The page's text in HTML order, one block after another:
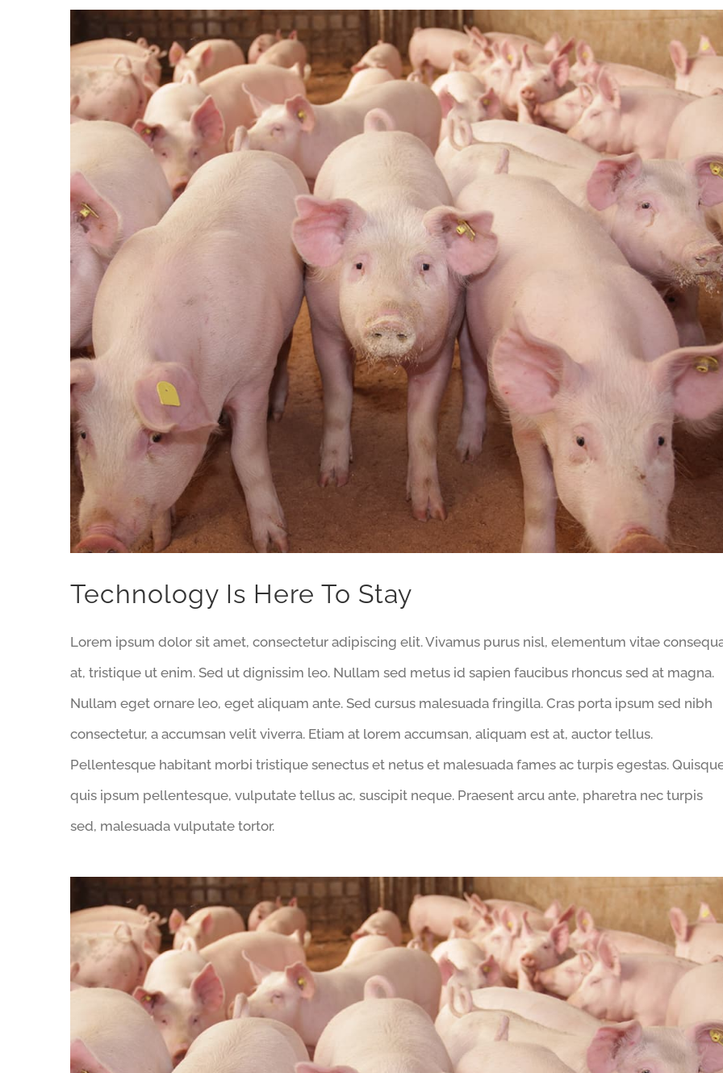
Larger
Image
Technology Is Here To Stay
Lorem ipsum dolor sit amet, consectetur adipiscing elit. Vivamus purus nisl, elementum vitae
at, tristique ut enim. Sed ut dignissim leo. Nullam sed metus id sapien faucibus rhoncus sed at magna.
Nullam eget ornare leo, eget aliquam ante. Sed cursus malesuada fringilla. Cras porta ipsum sed nibh
consectetur, a accumsan velit viverra. Etiam at lorem accumsan, aliquam est at, auctor tellus.
Pellentesque habitant morbi tristique senectus et netus et malesuada fames ac turpis egestas.
quis ipsum pellentesque, vulputate tellus ac, suscipit neque. Praesent arcu ante, pharetra nec turpis
sed, malesuada vulputate tortor.